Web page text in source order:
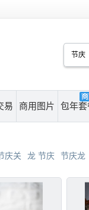
易 商用图片 包年套
庆关 龙 节庆 节庆龙